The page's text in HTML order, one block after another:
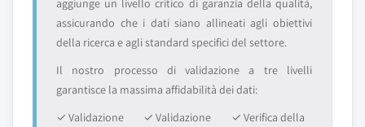
aggiunge un livello critico di garanzia della qualità,
assicurando che i dati siano allineati agli obiettivi
della ricerca e agli standard specifici del settore.
Il nostro processo di validazione a tre livelli
garantisce la massima affidabilità dei dati:
✓ Validazione
✓ Validazione
✓ Verifica della